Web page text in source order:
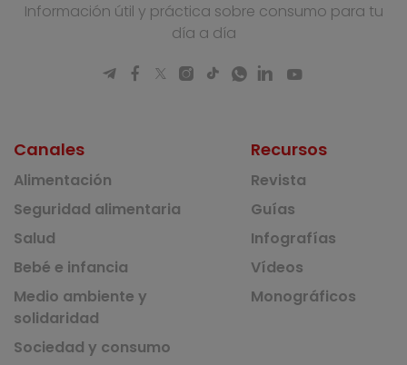
Información útil y práctica sobre consumo para tu
día a día
Canales
Alimentación
Seguridad alimentaria
Salud
Bebé e infancia
Medio ambiente y
solidaridad
Sociedad y consumo
Recursos
Revista
Guías
Infografías
Vídeos
Monográficos